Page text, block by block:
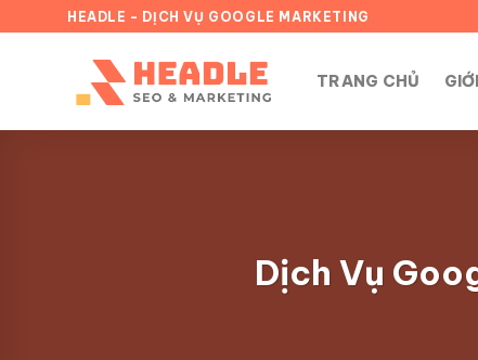
đến
HEADLE - DỊCH VỤ GOOGLE MARKETING
TRANG CHỦ
Dịch Vụ